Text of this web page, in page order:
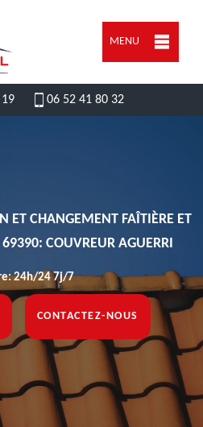
MENU
06 52 41 80 32
ET CHANGEMENT FAÎTIÈRE ET
COUVREUR AGUERRI
24h/24 7j/7
CONTACTEZ-NOUS